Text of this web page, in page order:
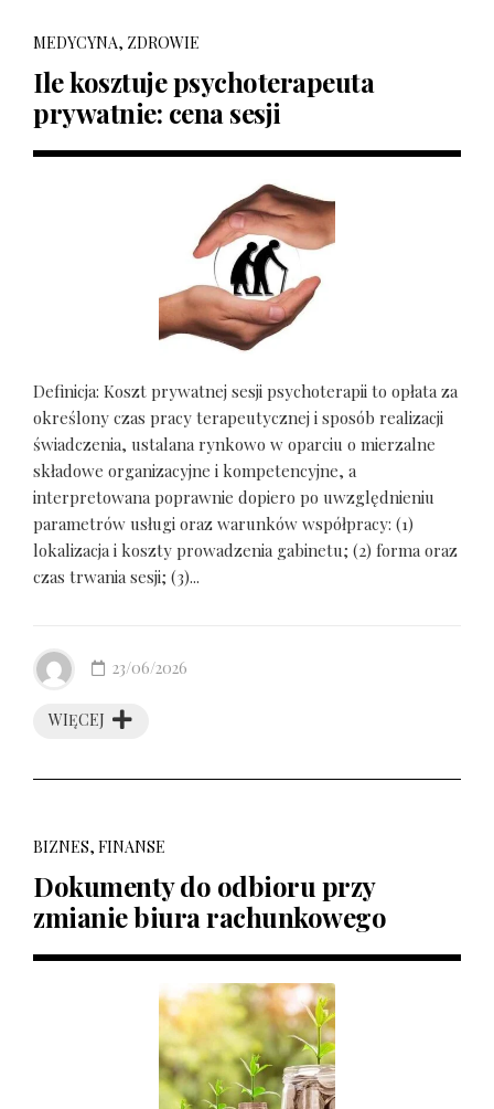
MEDYCYNA, ZDROWIE
Ile kosztuje psychoterapeuta
prywatnie: cena sesji
Definicja: Koszt prywatnej sesji psychoterapii to opłata za
określony czas pracy terapeutycznej i sposób realizacji
świadczenia, ustalana rynkowo w oparciu o mierzalne
składowe organizacyjne i kompetencyjne, a
interpretowana poprawnie dopiero po uwzględnieniu
parametrów usługi oraz warunków współpracy: (1)
lokalizacja i koszty prowadzenia gabinetu; (2) forma oraz
czas trwania sesji; (3)...
WIĘCEJ
23/06/2026
BIZNES, FINANSE
Dokumenty do odbioru przy
zmianie biura rachunkowego